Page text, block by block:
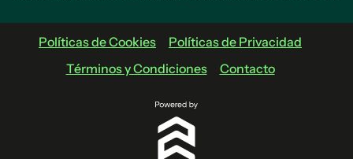
Políticas de Cookies
Políticas de Privacidad
Términos y Condiciones
Contacto